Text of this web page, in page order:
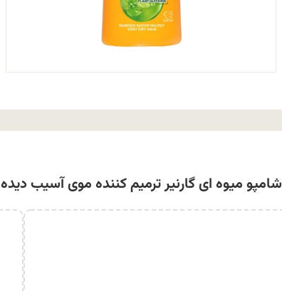
شامپو میوه ای گارنیر ترمیم کننده موی آسیب دیده